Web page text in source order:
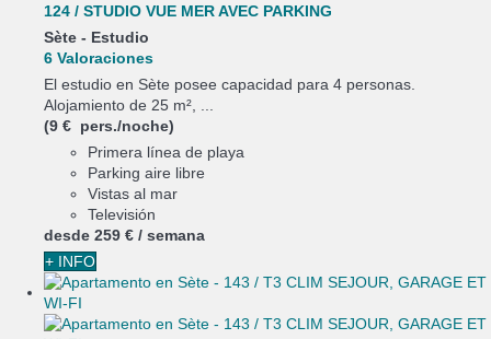
124 / STUDIO VUE MER AVEC PARKING
Sète - Estudio
6 Valoraciones
El estudio en Sète posee capacidad para 4 personas.
Alojamiento de 25 m², ...
(9 € pers./noche)
Primera línea de playa
Parking aire libre
Vistas al mar
Televisión
desde 259 € / semana
+ INFO